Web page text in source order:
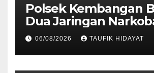
Polsek Kembangan
Dua Jaringan
Obat Keras, Sita
Ribu Pil, 1,1 Kg Sabu
Vape Etomidate
06/08/2026 TAUFIK HIDAYAT